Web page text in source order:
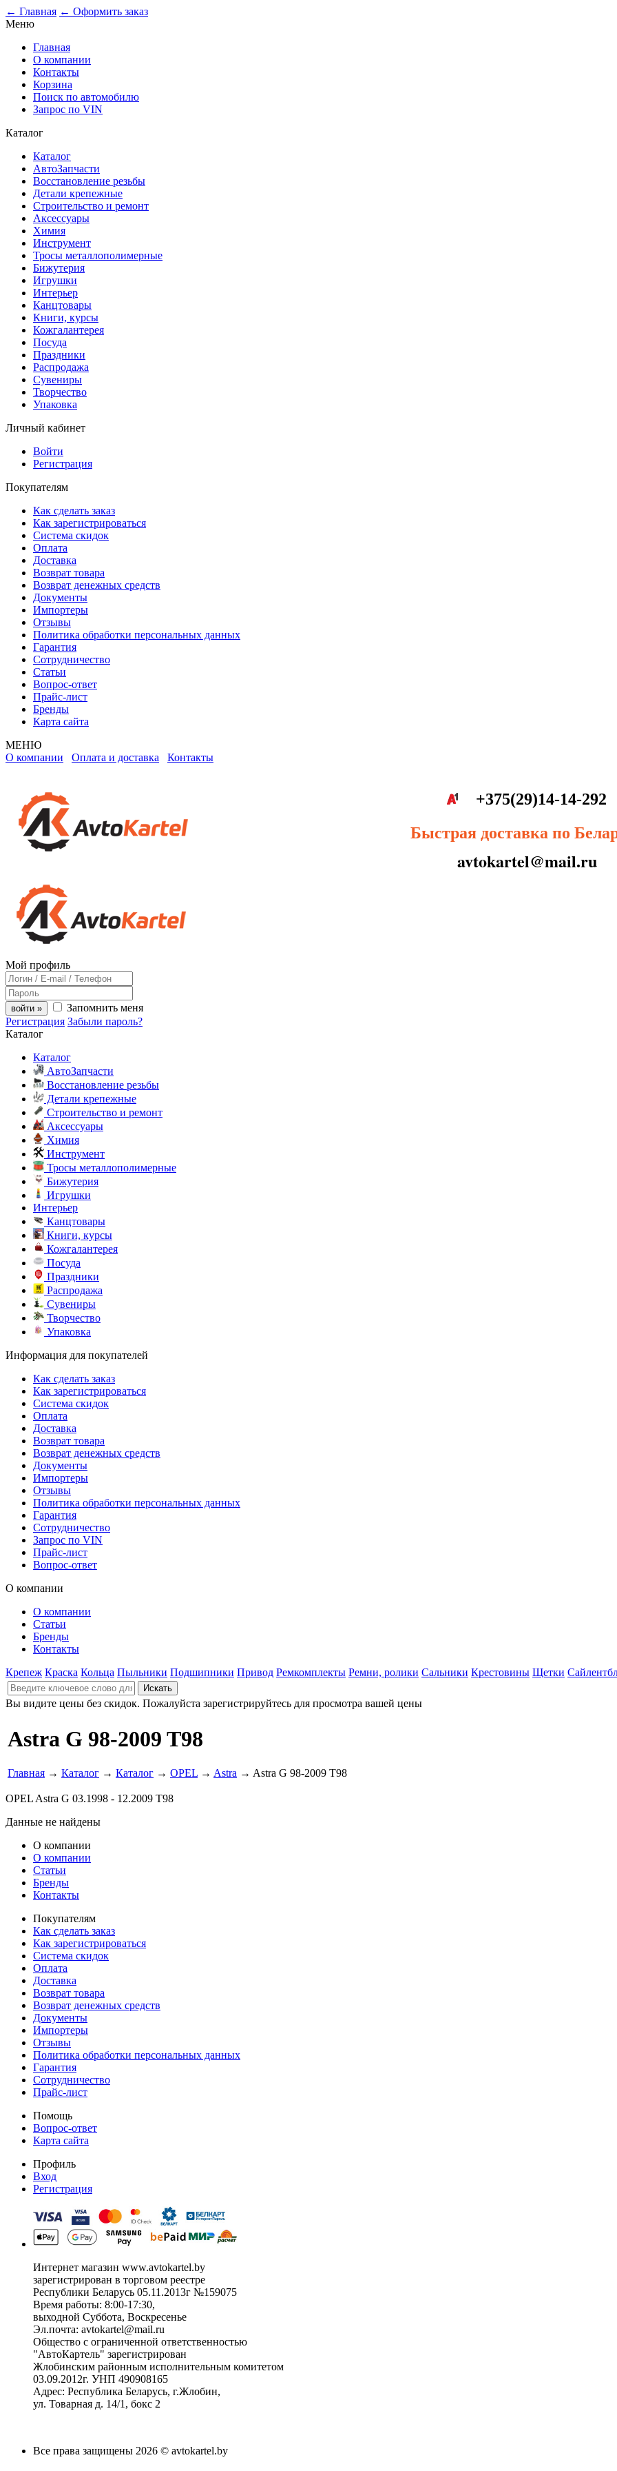
← Главная ← Оформить заказ
Меню
Главная
О компании
Контакты
Корзина
Поиск по автомобилю
Запрос по VIN
Каталог
Каталог
АвтоЗапчасти
Восстановление резьбы
Детали крепежные
Строительство и ремонт
Аксессуары
Химия
Инструмент
Тросы металлополимерные
Бижутерия
Игрушки
Интерьер
Канцтовары
Книги, курсы
Кожгалантерея
Посуда
Праздники
Распродажа
Сувениры
Творчество
Упаковка
Личный кабинет
Войти
Регистрация
Покупателям
Как сделать заказ
Как зарегистрироваться
Система скидок
Оплата
Доставка
Возврат товара
Возврат денежных средств
Документы
Импортеры
Отзывы
Политика обработки персональных данных
Гарантия
Сотрудничество
Статьи
Вопрос-ответ
Прайс-лист
Бренды
Карта сайта
МЕНЮ
О компании
Оплата и доставка Контакты
+375(29)14-14-292
Быстрая доставка по
avtokartel@mail.ru
Мой профиль
войти »
Запомнить меня
Регистрация Забыли пароль?
Каталог
Каталог
АвтоЗапчасти
Восстановление резьбы
Детали крепежные
Строительство и ремонт
Аксессуары
Химия
Инструмент
Тросы металлополимерные
Бижутерия
Игрушки
Интерьер
Канцтовары
Книги, курсы
Кожгалантерея
Посуда
Праздники
Распродажа
Сувениры
Творчество
Упаковка
Информация для покупателей
Как сделать заказ
Как зарегистрироваться
Система скидок
Оплата
Доставка
Возврат товара
Возврат денежных средств
Документы
Импортеры
Отзывы
Политика обработки персональных данных
Гарантия
Сотрудничество
Запрос по VIN
Прайс-лист
Вопрос-ответ
О компании
О компании
Статьи
Бренды
Контакты
Крепеж Краска Кольца Пыльники Подшипники Привод Ремкомплекты Ремни, ролики Сальники Крестовины Щетки
Вы видите цены без скидок. Пожалуйста зарегистрируйтесь для просмотра вашей цены
Astra G 98-2009 T98
Главная → Каталог → Каталог → OPEL → Astra → Astra G 98-2009 T98
OPEL Astra G 03.1998 - 12.2009 T98
Данные не найдены
О компании
О компании
Статьи
Бренды
Контакты
Покупателям
Как сделать заказ
Как зарегистрироваться
Система скидок
Оплата
Доставка
Возврат товара
Возврат денежных средств
Документы
Импортеры
Отзывы
Политика обработки персональных данных
Гарантия
Сотрудничество
Прайс-лист
Помощь
Вопрос-ответ
Карта сайта
Профиль
Вход
Регистрация
Интернет магазин www.avtokartel.by
зарегистрирован в торговом реестре
Республики Беларусь 05.11.2013г №159075
Время работы: 8:00-17:30,
выходной Суббота, Воскресенье
Эл.почта: avtokartel@mail.ru
Общество с ограниченной ответственностью
"АвтоКартель" зарегистрирован
Жлобинским районным исполнительным комитетом
03.09.2012г. УНП 490908165
Адрес: Республика Беларусь, г.Жлобин,
ул. Товарная д. 14/1, бокс 2
Все права защищены 2026 © avtokartel.by